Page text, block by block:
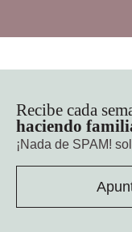
Recibe cada
haciendo
¡Nada de SPAM!